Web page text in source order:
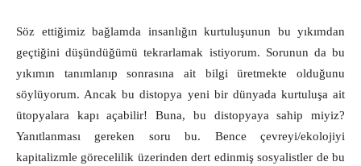
Söz ettiğimiz bağlamda insanlığın kurtuluşunun bu yıkımdan
geçtiğini düşündüğümü tekrarlamak istiyorum. Sorunun da bu
yıkımın tanımlanıp sonrasına ait bilgi üretmekte olduğunu
söylüyorum. Ancak bu distopya yeni bir dünyada kurtuluşa ait
ütopyalara kapı açabilir! Buna, bu distopyaya sahip miyiz?
Yanıtlanması gereken soru bu. Bence çevreyi/ekolojiyi
kapitalizmle görecelilik üzerinden dert edinmiş sosyalistler de bu